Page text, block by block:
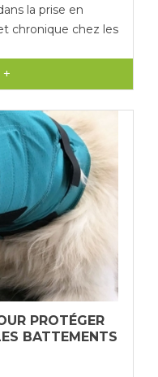
la prise en
chronique chez les
PROTÉGER
BATTEMENTS